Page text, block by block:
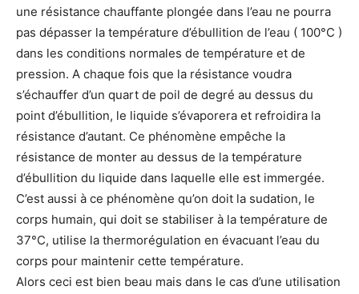
une résistance chauffante plongée dans l’eau ne pourra
pas dépasser la température d’ébullition de l’eau ( 100°C )
dans les conditions normales de température et de
pression. A chaque fois que la résistance voudra
s’échauffer d’un quart de poil de degré au dessus du
point d’ébullition, le liquide s’évaporera et refroidira la
résistance d’autant. Ce phénomène empêche la
résistance de monter au dessus de la température
d’ébullition du liquide dans laquelle elle est immergée.
C’est aussi à ce phénomène qu’on doit la sudation, le
corps humain, qui doit se stabiliser à la température de
37°C, utilise la thermorégulation en évacuant l’eau du
corps pour maintenir cette température.
Alors ceci est bien beau mais dans le cas d’une utilisation